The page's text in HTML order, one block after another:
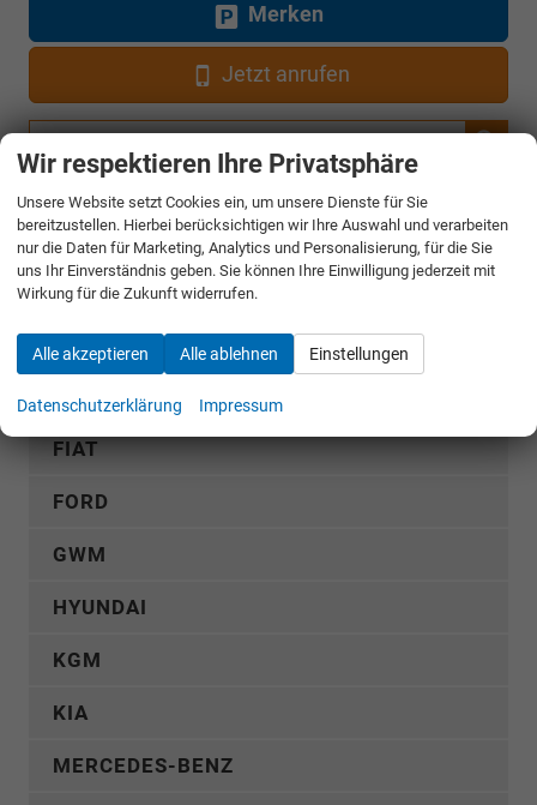
Merken
Jetzt anrufen
Fahrzeugnr.
Rückruf anfordern
AUDI
CUPRA
DACIA
FIAT
FORD
GWM
HYUNDAI
KGM
KIA
MERCEDES-BENZ
Wir respektieren Ihre Privatsphäre
Unsere Website setzt Cookies ein, um unsere Dienste für Sie
bereitzustellen. Hierbei berücksichtigen wir Ihre Auswahl und verarbeiten
nur die Daten für Marketing, Analytics und Personalisierung, für die Sie
uns Ihr Einverständnis geben. Sie können Ihre Einwilligung jederzeit mit
Wirkung für die Zukunft widerrufen.
Alle akzeptieren Alle ablehnen Einstellungen
Datenschutzerklärung Impressum